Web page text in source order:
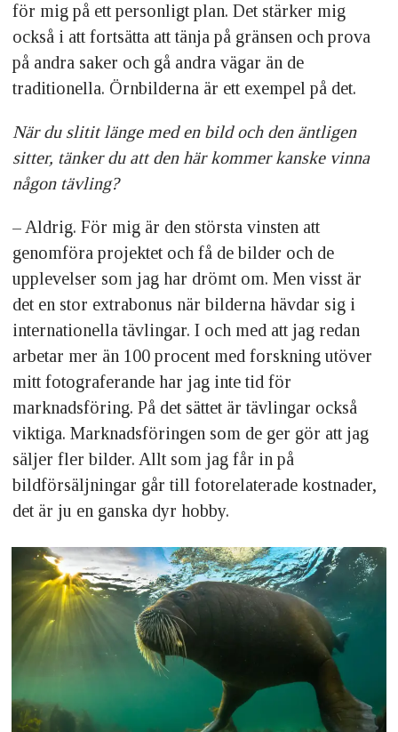
för mig på ett personligt plan. Det stärker mig
också i att fortsätta att tänja på gränsen och prova
på andra saker och gå andra vägar än de
traditionella. Örnbilderna är ett exempel på det.
När du slitit länge med en bild och den äntligen
sitter, tänker du att den här kommer kanske vinna
någon tävling?
– Aldrig. För mig är den största vinsten att
genomföra projektet och få de bilder och de
upplevelser som jag har drömt om. Men visst är
det en stor extrabonus när bilderna hävdar sig i
internationella tävlingar. I och med att jag redan
arbetar mer än 100 procent med forskning utöver
mitt fotograferande har jag inte tid för
marknadsföring. På det sättet är tävlingar också
viktiga. Marknadsföringen som de ger gör att jag
säljer fler bilder. Allt som jag får in på
bildförsäljningar går till fotorelaterade kostnader,
det är ju en ganska dyr hobby.